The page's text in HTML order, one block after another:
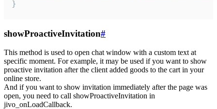
}
showProactiveInvitation#
This method is used to open chat window with a custom text at
specific moment. For example, it may be used if you want to show
proactive invitation after the client added goods to the cart in your
online store.
And if you want to show invitation immediately after the page was
open, you need to call showProactiveInvitation in
jivo_onLoadCallback.